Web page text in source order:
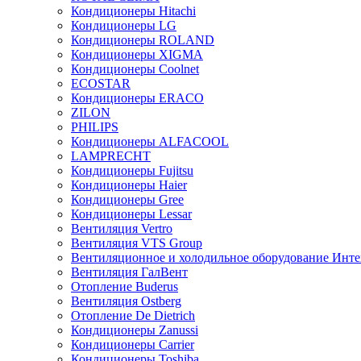
Кондиционеры Hitachi
Кондиционеры LG
Кондиционеры ROLAND
Кондиционеры XIGMA
Кондиционеры Coolnet
ECOSTAR
Кондиционеры ERACO
ZILON
PHILIPS
Кондиционеры ALFACOOL
LAMPRECHT
Кондиционеры Fujitsu
Кондиционеры Haier
Кондиционеры Gree
Кондиционеры Lessar
Вентиляция Vertro
Вентиляция VTS Group
Вентиляционное и холодильное оборудование
Вентиляция ГалВент
Отопление Buderus
Вентиляция Ostberg
Отопление De Dietrich
Кондиционеры Zanussi
Кондиционеры Carrier